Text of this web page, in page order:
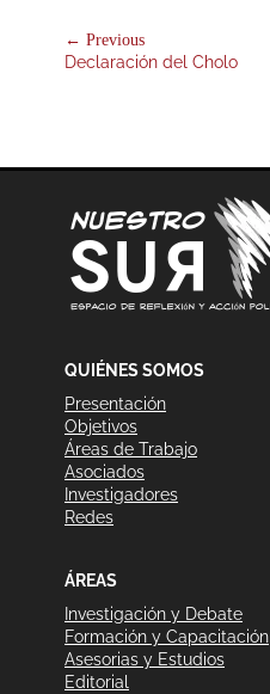
Navegación
de
← Previous
Previous
Declaración del Cholo
QUIÉNES SOMOS
Presentación
Objetivos
Áreas de Trabajo
Asociados
Investigadores
Redes
ÁREAS
Investigación y Debate
Formación y Capacitación
Asesorias y Estudios
Editorial